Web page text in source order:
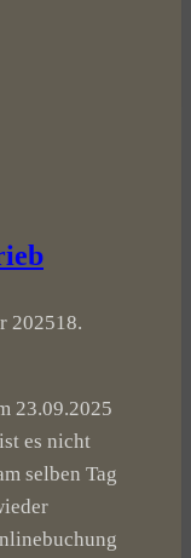
202518.
23.09.2025
es nicht
selben Tag